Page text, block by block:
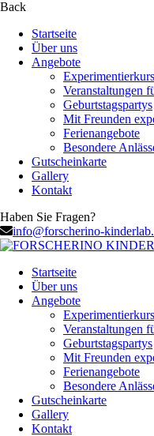
Back
Startseite
Über uns
Angebote
Veranstaltungen
Geburtstagspartys
Mit Freunden
Ferienangebote
Besondere
Gutscheinkarte
Gallery
Kontakt
Haben Sie Fragen?
info@forscherino-
Startseite
Über uns
Angebote
Veranstaltungen
Geburtstagspartys
Mit Freunden
Ferienangebote
Besondere
Gutscheinkarte
Gallery
Kontakt